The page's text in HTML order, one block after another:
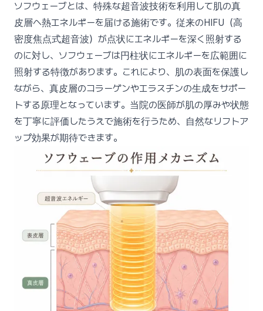
ソフウェーブとは、特殊な超音波技術を利用して肌の真
皮層へ熱エネルギーを届ける施術です。従来のHIFU（高
密度焦点式超音波）が点状にエネルギーを深く照射する
のに対し、ソフウェーブは円柱状にエネルギーを広範囲に
照射する特徴があります。これにより、肌の表面を保護し
ながら、真皮層のコラーゲンやエラスチンの生成をサポー
トする原理となっています。当院の医師が肌の厚みや状態
を丁寧に評価したうえで施術を行うため、自然なリフトア
ップ効果が期待できます。